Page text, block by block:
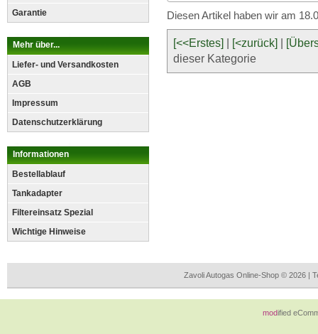
Garantie
Mehr über...
Liefer- und Versandkosten
AGB
Impressum
Datenschutzerklärung
Informationen
Bestellablauf
Tankadapter
Filtereinsatz Spezial
Wichtige Hinweise
Diesen Artikel haben wir am
[<<Erstes] [<zurück]
dieser Kategorie
Zavoli Autogas Online-Shop © 2026 |
modified